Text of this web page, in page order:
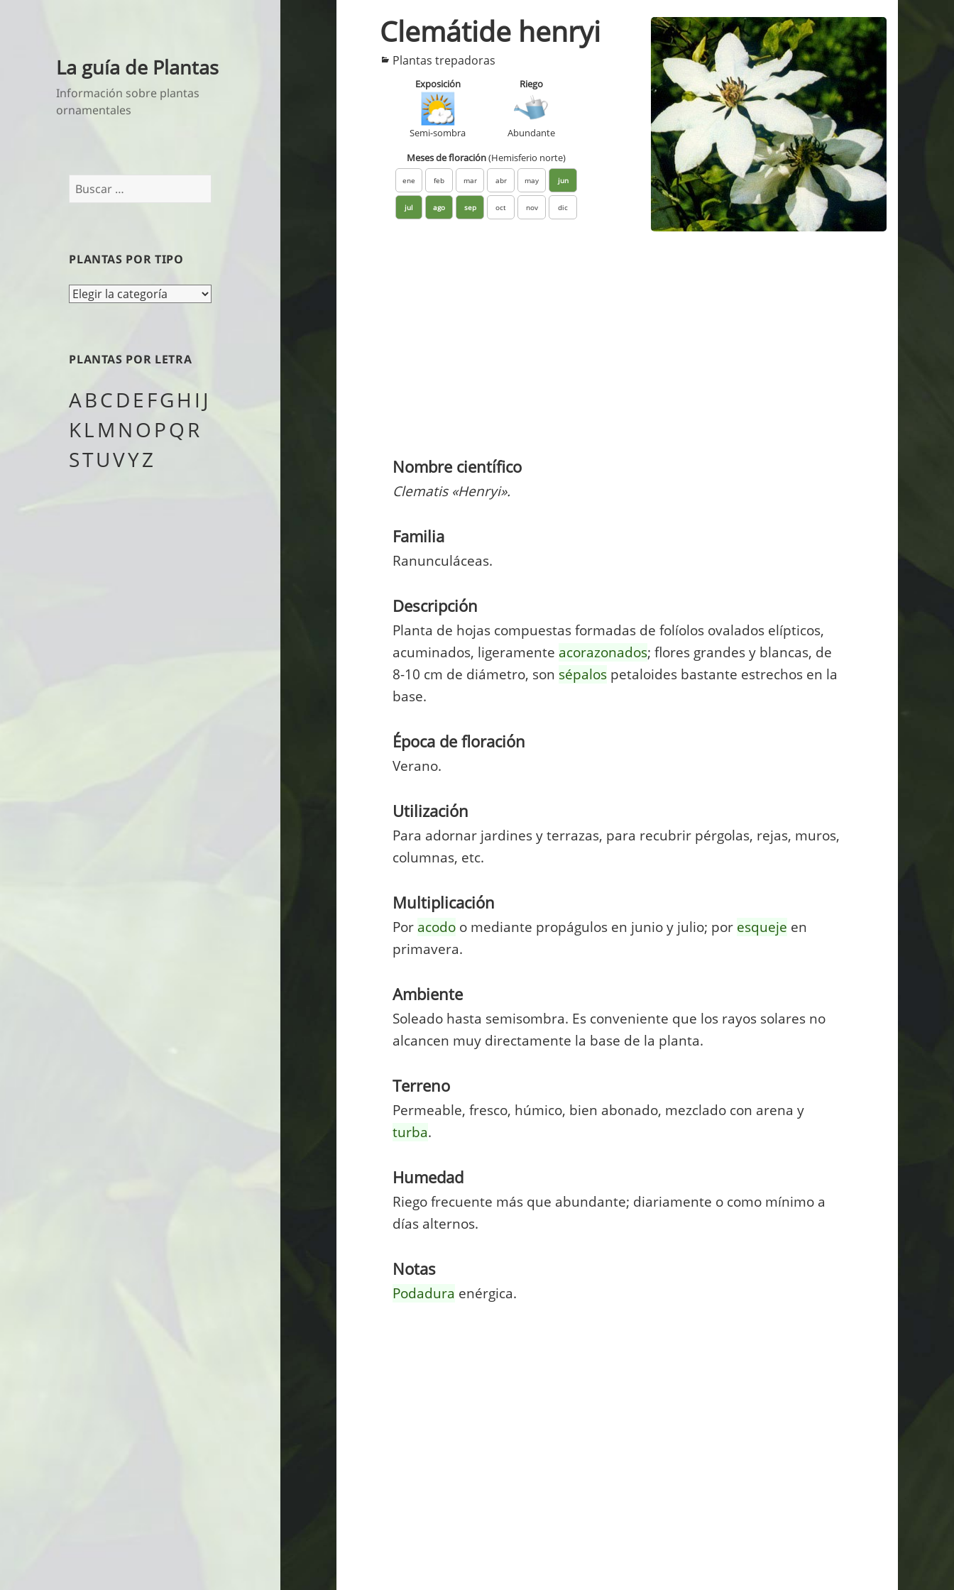
La guía de Plantas
Información sobre plantas
ornamentales
Buscar:
PLANTAS POR TIPO
Plantas
PLANTAS POR LETRA
ABCDE FGH I J
KLM NO PQ R
STUVYZ
Clemátide henryi
Categorías
Plantas trepadoras
Exposición
Semi-sombra
Riego
Abundante
Meses de floración(Hemisferio norte)
ene feb mar abr may jun
jul ago sep oct nov dic
Nombre científico
Clematis «Henryi».
Familia
Ranunculáceas.
Descripción
Planta de hojas compuestas formadas de folíolos ovalados elípticos,
acuminados, ligeramente acorazonados; flores grandes y blancas, de
8-10 cm de diámetro, son sépalos petaloides bastante estrechos en la
base.
Época de floración
Verano.
Utilización
Para adornar jardines y terrazas, para recubrir pérgolas, rejas, muros,
columnas, etc.
Multiplicación
Por acodo o mediante propágulos en junio y julio; por esqueje en
primavera.
Ambiente
Soleado hasta semisombra. Es conveniente que los rayos solares no
alcancen muy directamente la base de la planta.
Terreno
Permeable, fresco, húmico, bien abonado, mezclado con arena y
turba.
Humedad
Riego frecuente más que abundante; diariamente o como mínimo a
días alternos.
Notas
Podadura enérgica.